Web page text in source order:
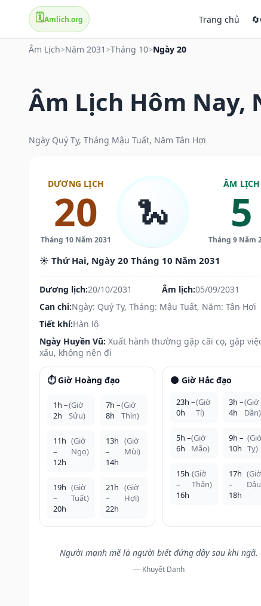
🗓️Amlich.org Trang chủ 🔄
Âm Lịch>Năm 2031 >Tháng 10>Ngày 20
Âm Lịch Hôm Nay,
Ngày Quý Tỵ, Tháng Mậu Tuất, Năm Tân Hợi
DƯƠNG LỊCH
20
Tháng 10 Năm 2031
🐍
ÂM LỊCH
5
Tháng 9 Năm
☀️ Thứ Hai, Ngày 20 Tháng 10 Năm 2031
Dương lịch:20/10/2031 Âm lịch:05/09/2031
Can chi:Ngày: Quý Tỵ, Tháng: Mậu Tuất, Năm: Tân Hợi
Tiết khí:Hàn lộ
Ngày Huyền Vũ: Xuất hành thường gặp cãi cọ, gặp
xấu, không nên đi
⏱️ Giờ Hoàng đạo
1h –
2h
(Giờ
Sửu)
7h –
8h
(Giờ
Thìn)
11h
–
12h
(Giờ
Ngọ)
13h
–
14h
(Giờ
Mùi)
19h
–
20h
(Giờ
Tuất)
21h
–
22h
(Giờ
Hợi)
🌑 Giờ Hắc đạo
23h –
0h
(Giờ
Tí)
3h –
4h
(Giờ
Dần)
5h –
6h
(Giờ
Mão)
9h –
10h Tỵ)
15h
–
16h
(Giờ
Thân)
17h
–
18h
(Giờ
Người mạnh mẽ là người biết đứng dậy sau khi ngã.
— Khuyết Danh